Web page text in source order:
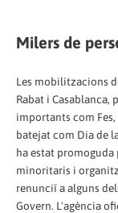
Milers de
Les mobilitzacions
Rabat i Casablanca,
importants com
batejat com Dia de
ha estat
minoritaris i
renunciï a alguns
Govern. L'agència